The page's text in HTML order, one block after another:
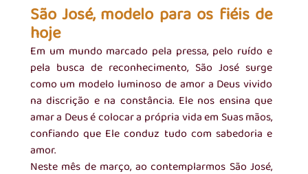
São José, modelo para os fiéis de
hoje
Em um mundo marcado pela pressa, pelo ruído e
pela busca de reconhecimento, São José surge
como um modelo luminoso de amor a Deus vivido
na discrição e na constância. Ele nos ensina que
amar a Deus é colocar a própria vida em Suas mãos,
confiando que Ele conduz tudo com sabedoria e
amor.
Neste mês de março, ao contemplarmos São José,